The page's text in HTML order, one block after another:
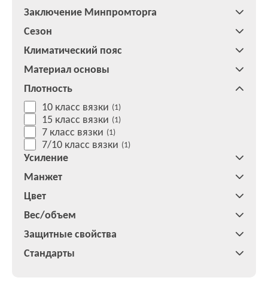
Заключение Минпромторга
Сезон
Климатический пояс
Материал основы
Плотность
10 класс вязки (1)
15 класс вязки (1)
7 класс вязки (1)
7/10 класс вязки (1)
Усиление
Манжет
Цвет
Вес/объем
Защитные свойства
Стандарты